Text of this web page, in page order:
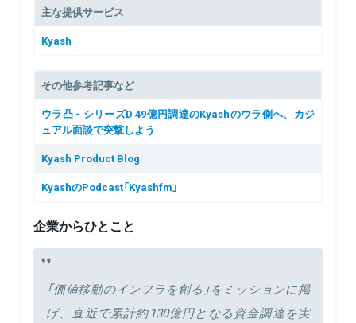
主な提供サービス
Kyash
その他参考記事など
ウラ凸 - シリーズD 49億円調達のKyashのウラ側へ、カジ
ュアル面談で突撃しよう
Kyash Product Blog
KyashのPodcast「Kyashfm」
企業からひとこと
「価値移動のインフラを創る」をミッションに掲
げ、直近で累計約130億円となる資金調達を実